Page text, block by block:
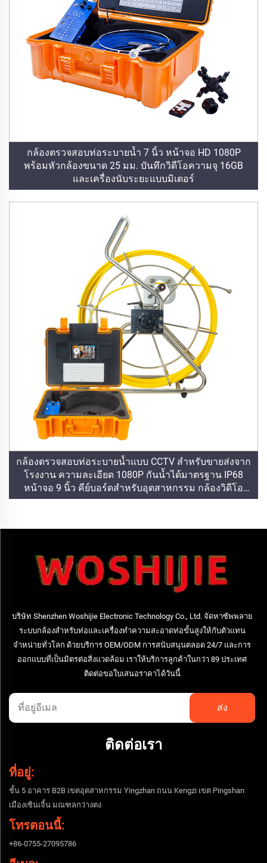
กล้องตรวจสอบท่อระบายน้ำ 7 นิ้ว หน้าจอ HD 1080P
พร้อมหัวกล้องขนาด 25 มม. บันทึกวิดีโอความจุ 16GB
และเครื่องนับระยะแบบมิเตอร์
กล้องตรวจสอบท่อระบายน้ำแบบ CCTV สำหรับขายส่งจาก
โรงงาน ความละเอียด 1080P กันน้ำได้มาตรฐาน IP68
หน้าจอ 9 นิ้ว คีย์บอร์ดสำหรับอุตสาหกรรม กล้องวิดีโอ
ตรวจสอบ
บริษัท Shenzhen Woshijie Electronic Technology Co., Ltd. จัดหาซัพพลาย
ระบบกล้องสำหรับท่อและเครื่องทำความสะอาดท่อขั้นสูงให้กับตัวแทน
จำหน่ายทั่วโลก ด้วยบริการ OEM/ODM การสนับสนุนตลอด 24/7 และการ
ออกแบบที่เป็นมิตรต่อสิ่งแวดล้อม เราให้บริการลูกค้าในกว่า 89 ประเทศ
ติดต่อขอใบเสนอราคาได้วันนี้
ติดต่อเรา
ที่อยู่:
ชั้น 5 อาคาร B2B เขตอุตสาหกรรม Yingzhan ถนน Kengzi เขต Pingshan
เมืองเซินเจิ้น มณฑลกว่างตง
โทรตอนนี้:
+86-0755-27095786